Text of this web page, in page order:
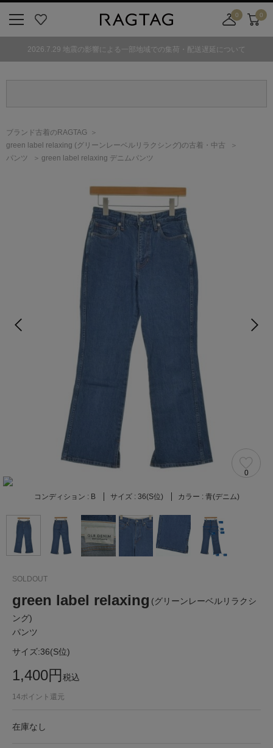
気
0
舗
カ
0
2026.7.29 地震の影響による一部地域での集荷・配送遅延について
ブランド古着のRAGTAG
green label relaxing (グリーンレーベルリラクシング)の古着・中古
パンツ
green label relaxing デニムパンツ
0
コンディション : B サイズ : 36(S位) カラー : 青(デニム)
SOLDOUT
green label relaxing (グリーンレーベルリラクシ
ング)
パンツ
サイズ:36(S位)
1,400円税込
14ポイント還元
在庫なし